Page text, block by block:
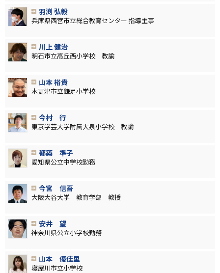
羽渕 弘毅
兵庫県西宮市立総合教育センター 指導主事
川上 健治
明石市立高丘西小学校 教諭
山本 裕貴
木更津市立鎌足小学校
今村 行
東京学芸大学附属大泉小学校 教諭
都築 準子
愛知県公立中学校勤務
今宮 信吾
大阪大谷大学 教育学部 教授
安井 望
神奈川県公立小学校勤務
山本 優佳里
寝屋川市立小学校